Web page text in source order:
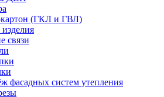
(ГКЛ и ГВЛ)
связи
фасадных систем утепления